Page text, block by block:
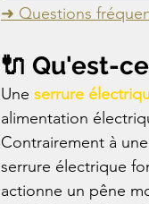
➜ Questions
🔌 Qu'est-
Une serrure
alimentation
Contrairement à
serrure électrique
actionne un pêne